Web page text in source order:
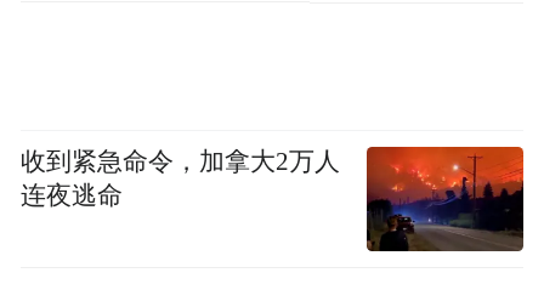
接陆平台约324平方米，浮码头1182平方米，
收到紧急命令，加拿大2万人
连夜逃命